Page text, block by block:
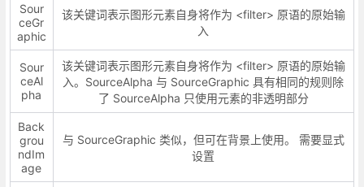
Sour
ceGr
aphic
该关键词表示图形元素自身将作为 <filter> 原语的原始输
入
Sour
ceAl
pha
该关键词表示图形元素自身将作为 <filter> 原语的原始输
入。SourceAlpha 与 SourceGraphic 具有相同的规则除
了 SourceAlpha 只使用元素的非透明部分
Back
grou
ndIm
age
与 SourceGraphic 类似，但可在背景上使用。 需要显式
设置